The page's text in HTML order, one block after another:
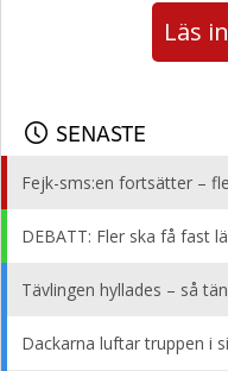
Läs
SENASTE
Fejk-sms:en fortsätter –
DEBATT: Fler ska få fast
Tävlingen hyllades – så
Dackarna luftar truppen i